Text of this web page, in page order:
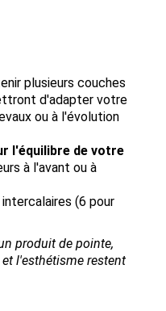
plusieurs couches
d'adapter votre
ou à l'évolution
l'équilibre de votre
à l'avant ou à
(6 pour
produit de pointe,
l'esthétisme restent